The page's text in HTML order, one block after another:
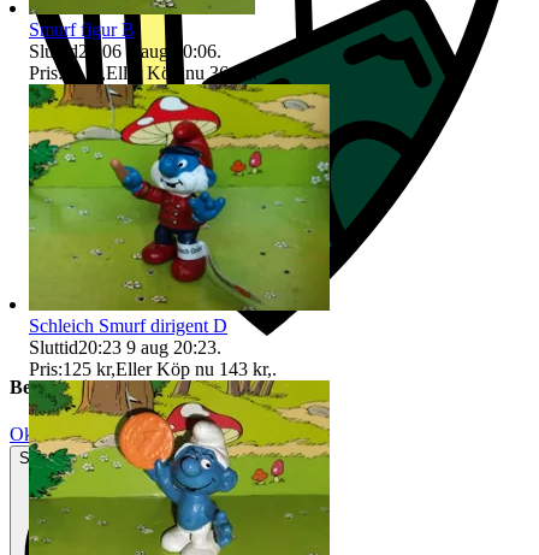
Beskrivning
Okej använt skick
Synliga tecken på slitage
Smurf figur B
Sluttid20:06 9 aug 20:06.
Pris: 25 kr ,Eller Köp nu 36 kr .
Schleich Smurf dirigent D
Sluttid20:23 9 aug 20:23.
Pris:125 kr,Eller Köp nu 143 kr,.